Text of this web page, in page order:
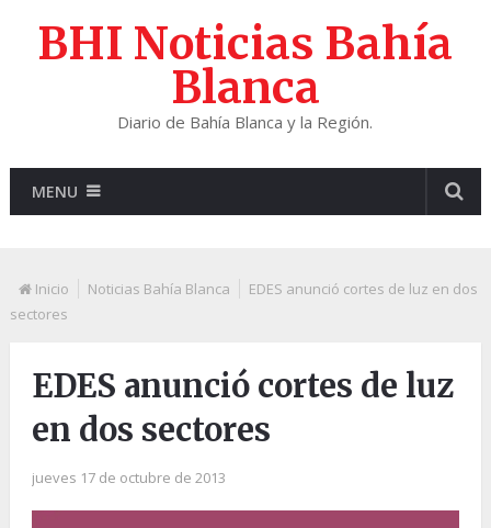
BHI Noticias Bahía
Blanca
Diario de Bahía Blanca y la Región.
MENU
Inicio Noticias Bahía Blanca
EDES anunció cortes de luz en dos
sectores
EDES anunció cortes de luz
en dos sectores
jueves 17 de octubre de 2013